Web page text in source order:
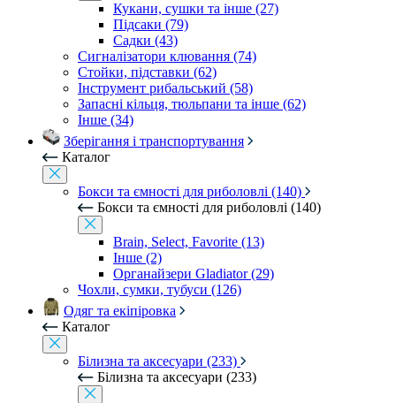
Кукани, сушки та інше (27)
Підсаки (79)
Садки (43)
Сигналізатори клювання (74)
Стойки, підставки (62)
Інструмент рибальський (58)
Запасні кільця, тюльпани та інше (62)
Інше (34)
Зберігання і транспортування
Каталог
Бокси та ємності для риболовлі (140)
Бокси та ємності для риболовлі (140)
Brain, Select, Favorite (13)
Інше (2)
Органайзери Gladiator (29)
Чохли, сумки, тубуси (126)
Одяг та екіпіровка
Каталог
Білизна та аксесуари (233)
Білизна та аксесуари (233)